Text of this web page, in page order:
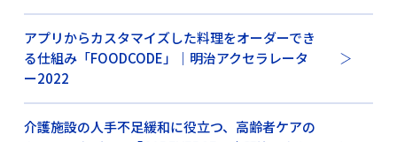
アプリからカスタマイズした料理をオーダーでき
る仕組み「FOODCODE」｜明治アクセラレータ
ー2022
介護施設の人手不足緩和に役立つ、高齢者ケアの